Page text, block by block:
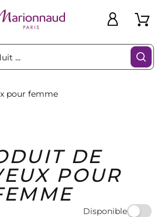
Marques Idées
Cadeaux
Bons
Plans
pour femme
DE
POUR
Disponible
Filtres